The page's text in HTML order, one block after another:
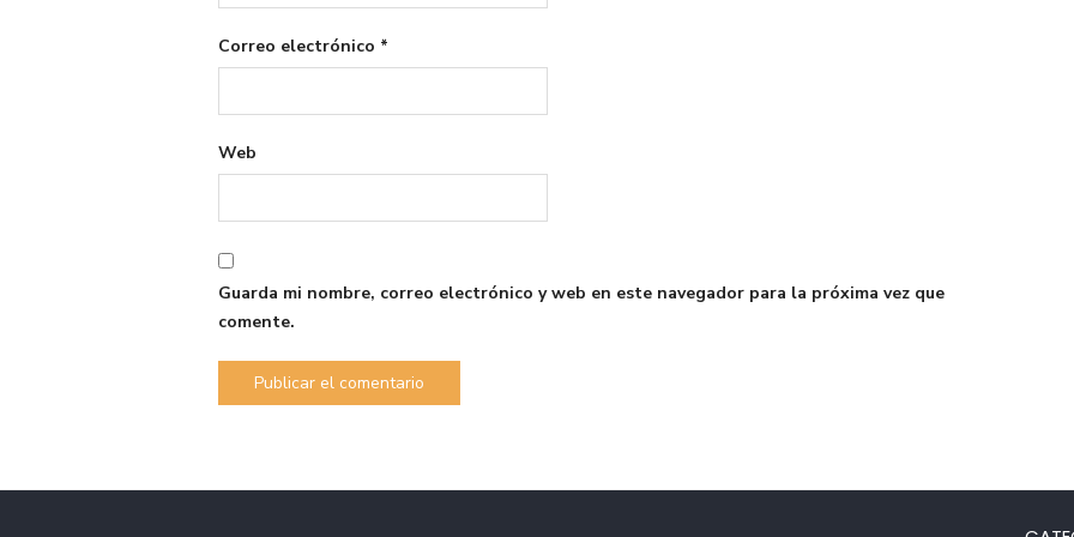
Correo electrónico *
Web
Guarda mi nombre, correo electrónico y web en este navegador para la próxima vez que
comente.